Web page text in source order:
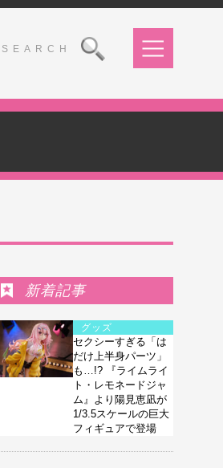
新着記事
グッズ
セクシーすぎる「は
だけ上半身パーツ」
も…!? 『ライムライ
ト・レモネードジャ
ム』より陽見恵凪が
1/3.5スケールの巨大
フィギュアで登場